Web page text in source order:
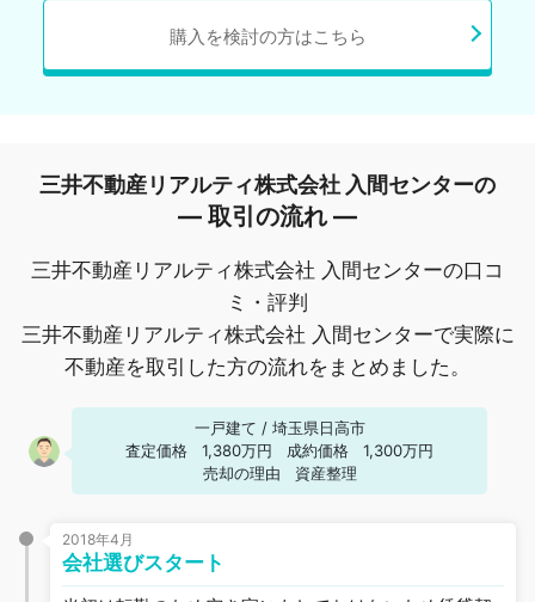
購入を検討の方はこちら
三井不動産リアルティ株式会社 入間センターの
― 取引の流れ ―
三井不動産リアルティ株式会社 入間センターの口コ
ミ・評判
三井不動産リアルティ株式会社 入間センターで実際に
不動産を取引した方の流れをまとめました。
一戸建て / 埼玉県日高市
査定価格
1,380万円 成約価格
1,300万円
売却の理由
資産整理
2018年4月
会社選びスタート